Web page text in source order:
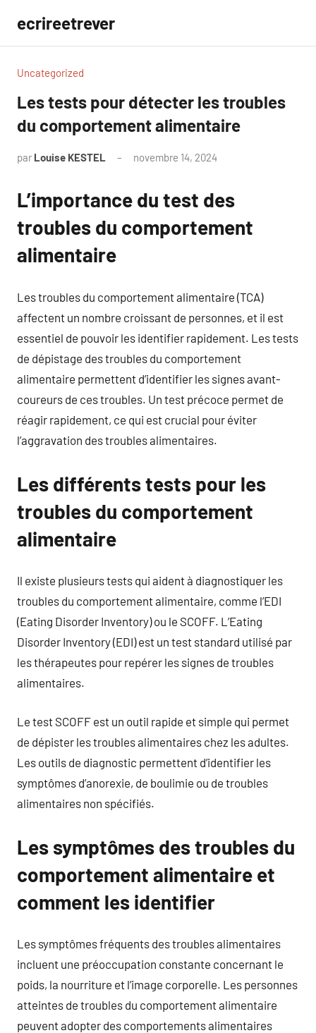
contenu
ecrireetrever
Uncategorized
Les tests pour détecter les troubles
du comportement alimentaire
par Louise KESTEL novembre 14, 2024
L’importance du test des
troubles du comportement
alimentaire
Les troubles du comportement alimentaire (TCA)
affectent un nombre croissant de personnes, et il est
essentiel de pouvoir les identifier rapidement. Les tests
de dépistage des troubles du comportement
alimentaire permettent d’identifier les signes avant-
coureurs de ces troubles. Un test précoce permet de
réagir rapidement, ce qui est crucial pour éviter
l’aggravation des troubles alimentaires.
Les différents tests pour les
troubles du comportement
alimentaire
Il existe plusieurs tests qui aident à diagnostiquer les
troubles du comportement alimentaire, comme l’EDI
(Eating Disorder Inventory) ou le SCOFF. L’Eating
Disorder Inventory (EDI) est un test standard utilisé par
les thérapeutes pour repérer les signes de troubles
alimentaires.
Le test SCOFF est un outil rapide et simple qui permet
de dépister les troubles alimentaires chez les adultes.
Les outils de diagnostic permettent d’identifier les
symptômes d’anorexie, de boulimie ou de troubles
alimentaires non spécifiés.
Les symptômes des troubles du
comportement alimentaire et
comment les identifier
Les symptômes fréquents des troubles alimentaires
incluent une préoccupation constante concernant le
poids, la nourriture et l’image corporelle. Les personnes
atteintes de troubles du comportement alimentaire
peuvent adopter des comportements alimentaires